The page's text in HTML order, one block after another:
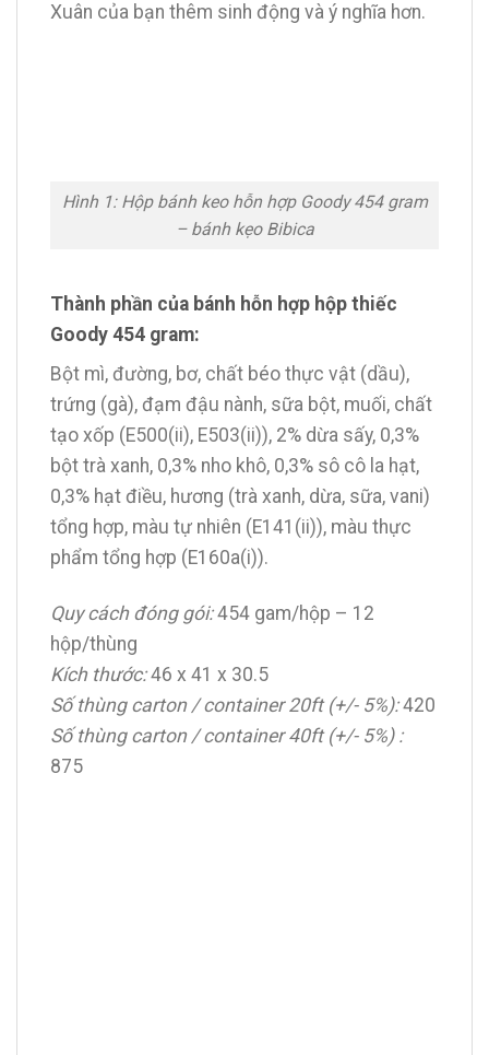
Xuân của bạn thêm sinh động và ý nghĩa hơn.
Hình 1: Hộp bánh keo hỗn hợp Goody 454 gram
– bánh kẹo Bibica
Thành phần của bánh hỗn hợp hộp thiếc
Goody 454 gram:
Bột mì, đường, bơ, chất béo thực vật (dầu),
trứng (gà), đạm đậu nành, sữa bột, muối, chất
tạo xốp (E500(ii), E503(ii)), 2% dừa sấy, 0,3%
bột trà xanh, 0,3% nho khô, 0,3% sô cô la hạt,
0,3% hạt điều, hương (trà xanh, dừa, sữa, vani)
tổng hợp, màu tự nhiên (E141(ii)), màu thực
phẩm tổng hợp (E160a(i)).
Quy cách đóng gói:454 gam/hộp – 12
hộp/thùng
Kích thước:46 x 41 x 30.5
Số thùng carton / container 20ft (+/- 5%):420
Số thùng carton / container 40ft (+/- 5%) :
875